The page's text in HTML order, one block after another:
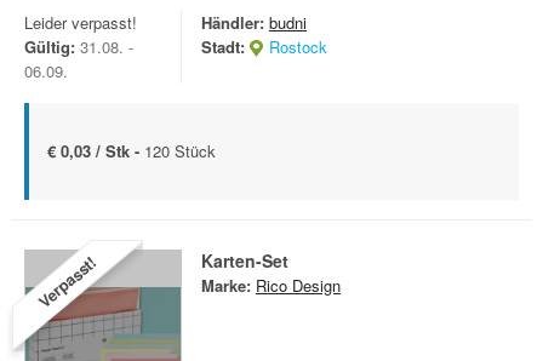
Leider verpasst!
Gültig: 31.08. -
06.09.
Händler: budni
Stadt:
Rostock
€ 0,03 / Stk - 120 Stück
Verpasst! Karten-Set
Marke: Rico Design